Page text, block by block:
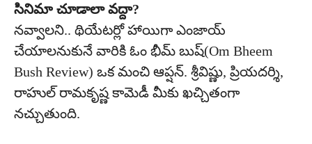
సినిమా చూడాలా వద్దా?
నవ్వాలని.. థియేటర్లో హాయిగా ఎంజాయ్
చేయాలనుకునే వారికి ఓం భీమ్ బుష్(Om Bheem
Bush Review) ఒక మంచి ఆప్షన్. శ్రీవిష్ణు, ప్రియదర్శి,
రాహుల్ రామకృష్ణ కామెడీ మీకు ఖచ్చితంగా
నచ్చుతుంది.